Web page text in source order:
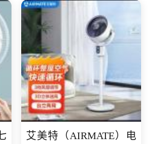
艾美特（AIRMATE）电